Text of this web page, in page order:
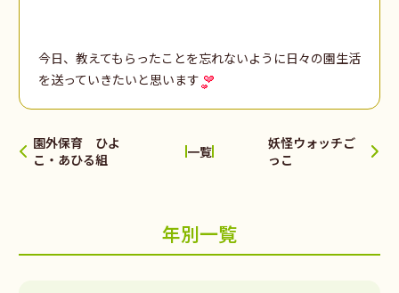
今日、教えてもらったことを忘れないように日々の園生活
を送っていきたいと思います
園外保育 ひよ
こ・あひる組
一覧
妖怪ウォッチご
っこ
年別一覧